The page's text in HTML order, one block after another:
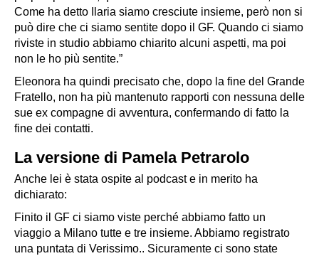
Come ha detto Ilaria siamo cresciute insieme, però non si
può dire che ci siamo sentite dopo il GF. Quando ci siamo
riviste in studio abbiamo chiarito alcuni aspetti, ma poi
non le ho più sentite.”
Eleonora ha quindi precisato che, dopo la fine del Grande
Fratello, non ha più mantenuto rapporti con nessuna delle
sue ex compagne di avventura, confermando di fatto la
fine dei contatti.
La versione di Pamela Petrarolo
Anche lei è stata ospite al podcast e in merito ha
dichiarato:
Finito il GF ci siamo viste perché abbiamo fatto un
viaggio a Milano tutte e tre insieme. Abbiamo registrato
una puntata di Verissimo.. Sicuramente ci sono state